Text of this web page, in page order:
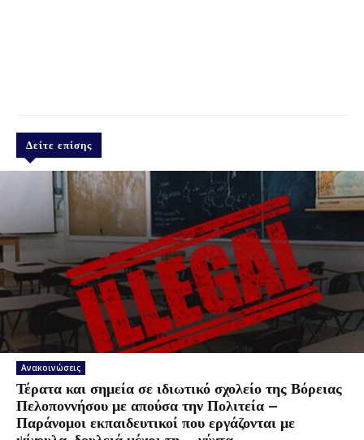
Δείτε επίσης
Ανακοινώσεις
Τέρατα και σημεία σε ιδιωτικό σχολείο της Βόρειας
Πελοποννήσου με απούσα την Πολιτεία –
Παράνομοι εκπαιδευτικοί που εργάζονται με